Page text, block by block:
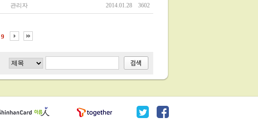
관리자 2014.01.28 3602
9